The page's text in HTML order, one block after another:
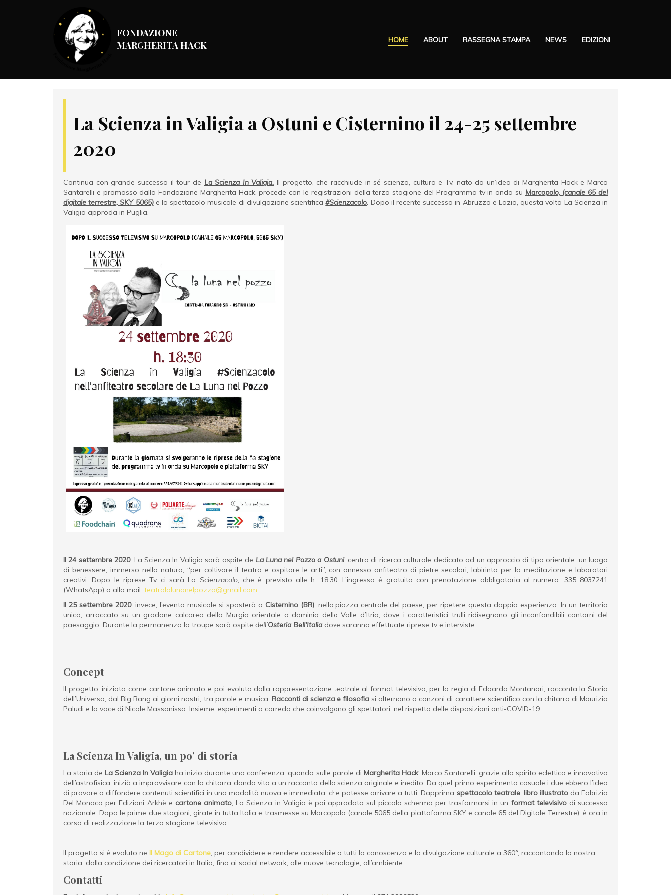
FONDAZIONE
MARGHERITA HACK
HOME ABOUT RASSEGNA STAMPA NEWS EDIZIONI
La Scienza in Valigia a Ostuni e Cisternino il 24-25 settembre
2020
Continua con grande successo il tour de La Scienza In Valigia. Il progetto, che racchiude in sé scienza, cultura e Tv, nato da un’idea di Margherita Hack e Marco
Santarelli e promosso dalla Fondazione Margherita Hack, procede con le registrazioni della terza stagione del Programma tv in onda su Marcopolo, (canale 65 del
digitale terrestre, SKY 5065)e lo spettacolo musicale di divulgazione scientifica#Scienzacolo . Dopo il recente successo in Abruzzo e Lazio, questa volta La Scienza in
Valigia approda in Puglia.
Il 24 settembre 2020, La Scienza In Valigia sarà ospite de La Luna nel Pozzo a Ostuni, centro di ricerca culturale dedicato ad un approccio di tipo orientale: un luogo
di benessere, immerso nella natura, “per coltivare il teatro e ospitare le arti”, con annesso anfiteatro di pietre secolari, labirinto per la meditazione e laboratori
creativi. Dopo le riprese Tv ci sarà Lo Scienzacolo, che è previsto alle h. 18:30. L’ingresso é gratuito con prenotazione obbligatoria al numero: 335 8037241
(WhatsApp) o alla mail: teatrolalunanelpozzo@gmail.com.
Il 25 settembre 2020, invece, l’evento musicale si sposterà a Cisternino (BR), nella piazza centrale del paese, per ripetere questa doppia esperienza. In un territorio
unico, arroccato su un gradone calcareo della Murgia orientale a dominio della Valle d’Itria, dove i caratteristici trulli ridisegnano gli inconfondibili contorni del
paesaggio. Durante la permanenza la troupe sarà ospite dell’Osteria Bell'Italia dove saranno effettuate riprese tv e interviste.
Concept
Il progetto, iniziato come cartone animato e poi evoluto dalla rappresentazione teatrale al format televisivo, per la regia di Edoardo Montanari, racconta la Storia
dell’Universo, dal Big Bang ai giorni nostri, tra parole e musica. Racconti di scienza e filosofia si alternano a canzoni di carattere scientifico con la chitarra di Maurizio
Paludi e la voce di Nicole Massanisso. Insieme, esperimenti a corredo che coinvolgono gli spettatori, nel rispetto delle disposizioni anti-COVID-19.
La Scienza In Valigia, un po’ di storia
La storia de La Scienza In Valigia ha inizio durante una conferenza, quando sulle parole di Margherita Hack, Marco Santarelli, grazie allo spirito eclettico e innovativo
dell’astrofisica, iniziò a improvvisare con la chitarra dando vita a un racconto della scienza originale e inedito. Da quel primo esperimento casuale i due ebbero l’idea
di provare a diffondere contenuti scientifici in una modalità nuova e immediata, che potesse arrivare a tutti. Dapprima spettacolo teatrale, libro illustratoda Fabrizio
Del Monaco per Edizioni Arkhè e cartone animato, La Scienza in Valigia è poi approdata sul piccolo schermo per trasformarsi in un format televisivodi successo
nazionale. Dopo le prime due stagioni, girate in tutta Italia e trasmesse su Marcopolo (canale 5065 della piattaforma SKY e canale 65 del Digitale Terrestre), è ora in
corso di realizzazione la terza stagione televisiva.
Il progetto si è evoluto ne Il Mago di Cartone, per condividere e rendere accessibile a tutti la conoscenza e la divulgazione culturale a 360°, raccontando la nostra
storia, dalla condizione dei ricercatori in Italia, fino ai social network, alle nuove tecnologie, all’ambiente.
Contatti